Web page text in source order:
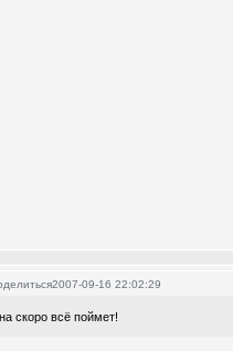
2007-09-16 22:02:29
скоро всё поймет!